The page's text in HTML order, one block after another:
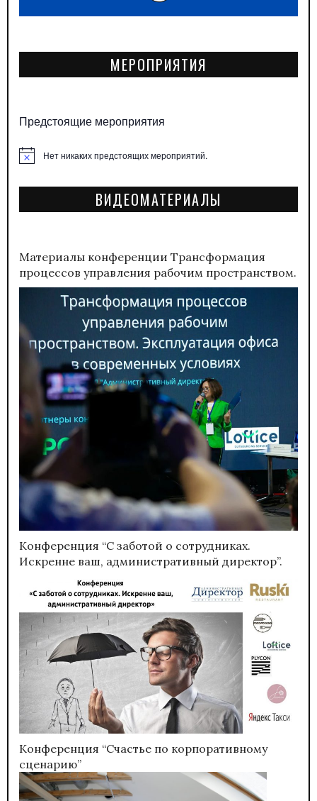
МЕРОПРИЯТИЯ
Предстоящие мероприятия
ЗаметкаНет никаких предстоящих мероприятий.
ВИДЕОМАТЕРИАЛЫ
Материалы конференции Трансформация
процессов управления рабочим пространством.
Конференция “С заботой о сотрудниках.
Искренне ваш, административный директор”.
Конференция “Счастье по корпоративному
сценарию”